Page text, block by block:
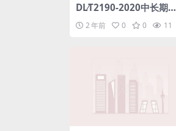
DL∕T2190-2020中长期电
(3.78MB)pdf
2 年前 0 0 11